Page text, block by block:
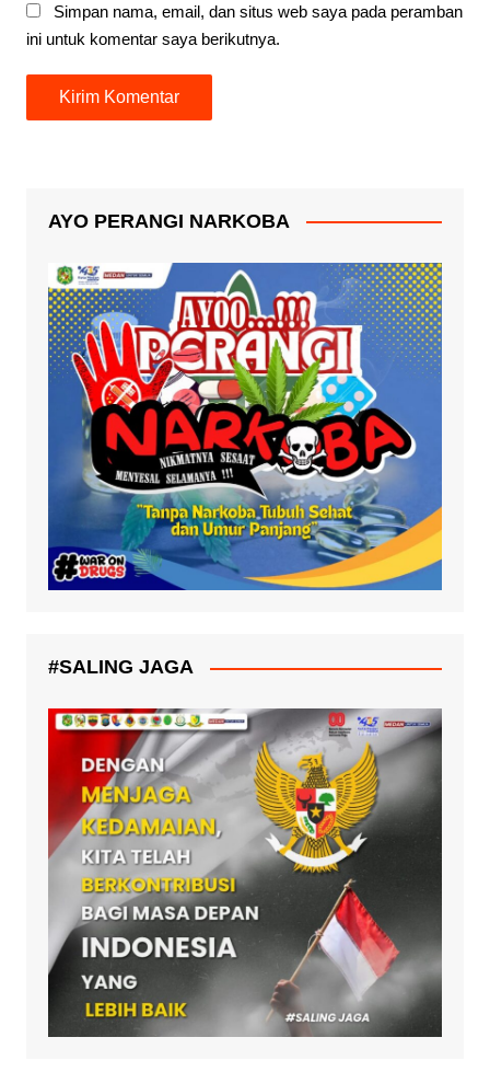
Simpan nama, email, dan situs web saya pada peramban
ini untuk komentar saya berikutnya.
AYO PERANGI NARKOBA
#SALING JAGA